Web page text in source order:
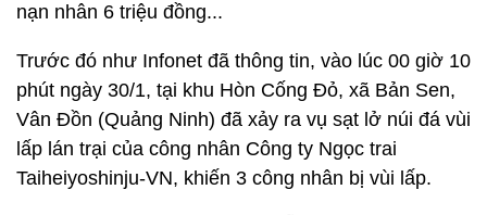
nạn nhân 6 triệu đồng...
Trước đó như Infonet đã thông tin, vào lúc 00 giờ 10
phút ngày 30/1, tại khu Hòn Cống Đỏ, xã Bản Sen,
Vân Đồn (Quảng Ninh) đã xảy ra vụ sạt lở núi đá vùi
lấp lán trại của công nhân Công ty Ngọc trai
Taiheiyoshinju-VN, khiến 3 công nhân bị vùi lấp.